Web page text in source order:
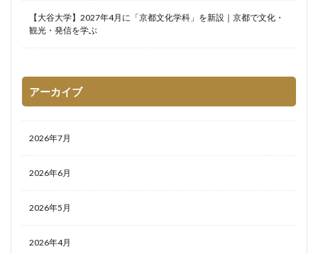
【大谷大学】2027年4月に「京都文化学科」を新設｜京都で文化・
観光・発信を学ぶ
アーカイブ
2026年7月
2026年6月
2026年5月
2026年4月